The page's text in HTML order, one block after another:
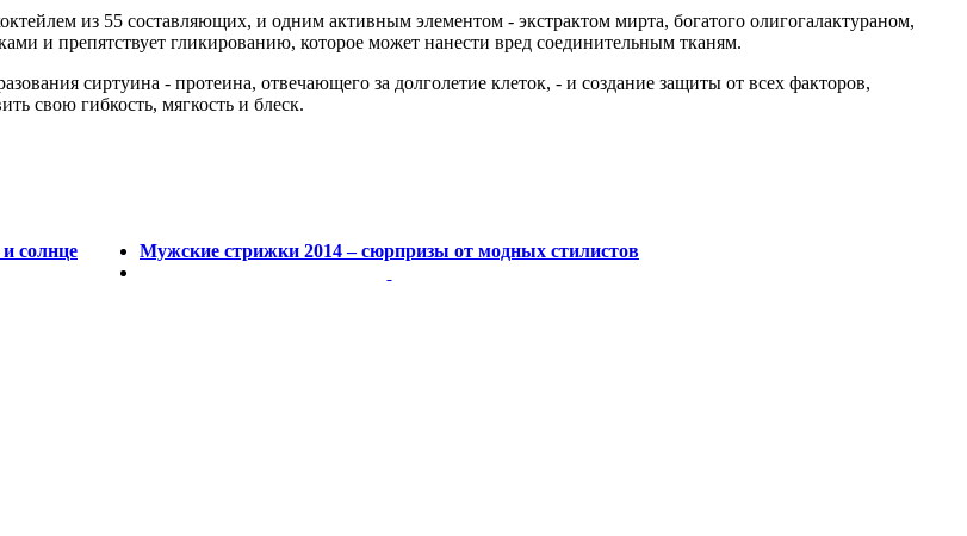
из 55 составляющих, и одним активным элементом - экстрактом мирта, богатого олигогалактураном,
и препятствует гликированию, которое может нанести вред соединительным тканям.
сиртуина - протеина, отвечающего за долголетие клеток, - и создание защиты от всех факторов,
свою гибкость, мягкость и блеск.
солнце Мужские стрижки 2014 – сюрпризы от модных стилистов